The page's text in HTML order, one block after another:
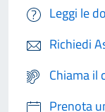
Leggi le
Richiedi
Chiama il
Prenota